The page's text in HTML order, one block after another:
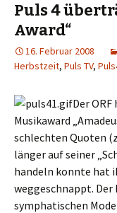
Puls 4
Award“
16. Februar 2008
Herbstzeit, Puls TV,
Der
Musikaward
schlechten Quoten
länger auf seiner
handeln konnte hat
weggeschnappt. Der
symphatischen